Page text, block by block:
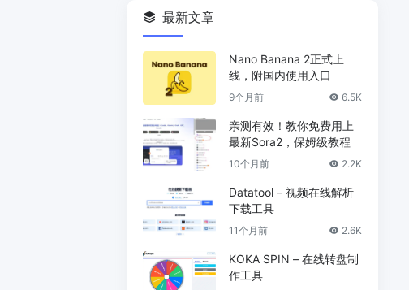
最新文章
Nano Banana 2正式上
线，附国内使用入口
9个月前 6.5K
亲测有效！教你免费用上
最新Sora2，保姆级教程
10个月前 2.2K
Datatool – 视频在线解析
下载工具
11个月前 2.6K
KOKA SPIN – 在线转盘制
作工具